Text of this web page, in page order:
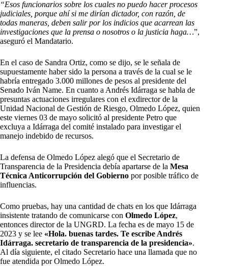
“Esos funcionarios sobre los cuales no puedo hacer procesos
judiciales, porque ahí si me dirían dictador, con razón, de
todas maneras, deben salir por los indicios que acarrean las
investigaciones que la prensa o nosotros o la justicia haga…”,
aseguró el Mandatario.
En el caso de Sandra Ortiz, como se dijo, se le señala de
supuestamente haber sido la persona a través de la cual se le
habría entregado 3.000 millones de pesos al presidente del
Senado Iván Name. En cuanto a Andrés Idárraga se habla de
presuntas actuaciones irregulares con el exdirector de la
Unidad Nacional de Gestión de Riesgo, Olmedo López, quien
este viernes 03 de mayo solicitó al presidente Petro que
excluya a Idárraga del comité instalado para investigar el
manejo indebido de recursos.
La defensa de Olmedo López alegó que el Secretario de
Transparencia de la Presidencia debía apartarse de la Mesa
Técnica Anticorrupción del Gobierno por posible tráfico de
influencias.
Como pruebas, hay una cantidad de chats en los que Idárraga
insistente tratando de comunicarse con Olmedo López,
entonces director de la UNGRD. La fecha es de mayo 15 de
2023 y se lee «Hola. buenas tardes. Te escribe Andrés
Idárraga. secretario de transparencia de la presidencia».
Al día siguiente, el citado Secretario hace una llamada que no
fue atendida por Olmedo López.